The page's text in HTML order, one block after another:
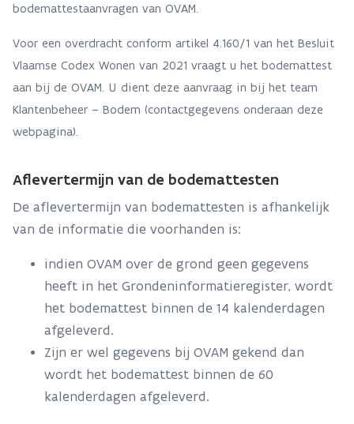
bodemattestaanvragen van OVAM.
Voor een overdracht conform artikel 4.160/1 van het Besluit
Vlaamse Codex Wonen van 2021 vraagt u het bodemattest
aan bij de OVAM. U dient deze aanvraag in bij het team
Klantenbeheer – Bodem (contactgegevens onderaan deze
webpagina).
Aflevertermijn van de bodemattesten
De aflevertermijn van bodemattesten is afhankelijk
van de informatie die voorhanden is:
indien OVAM over de grond geen gegevens
heeft in het Grondeninformatieregister, wordt
het bodemattest binnen de 14 kalenderdagen
afgeleverd.
Zijn er wel gegevens bij OVAM gekend dan
wordt het bodemattest binnen de 60
kalenderdagen afgeleverd.